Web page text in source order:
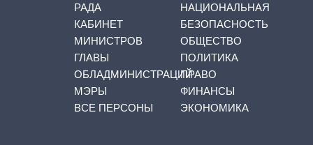
РАДА
КАБИНЕТ
МИНИСТРОВ
ГЛАВЫ
ОБЛАДМИНИСТРАЦИЙ
МЭРЫ
ВСЕ ПЕРСОНЫ
НАЦИОНАЛЬНАЯ
БЕЗОПАСНОСТЬ
ОБЩЕСТВО
ПОЛИТИКА
ПРАВО
ФИНАНСЫ
ЭКОНОМИКА